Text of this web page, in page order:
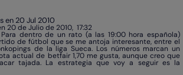
en 20 Jul 2010
20 de Julio de 2010, 17:32
Para dentro de un rato (a las 19:00 hora española)
de fútbol que se me antoja interesante, entre el
de la liga Sueca. Los números marcan un
actual de betfair 1,70 me gusta, aunque creo que
tajada. La estrategia que voy a seguir es la